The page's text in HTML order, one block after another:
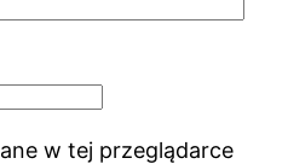
w tej przeglądarce